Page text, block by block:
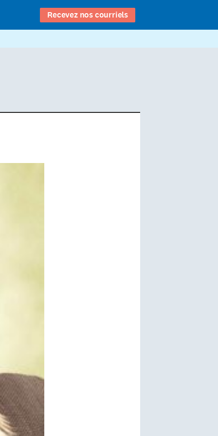
Recevez nos courriels